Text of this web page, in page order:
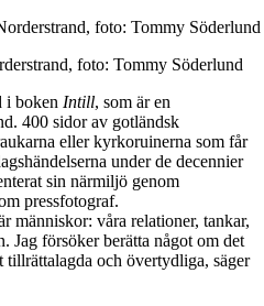
foto: Tommy Söderlund
i boken Intill, som är en
400 sidor av gotländsk
eller kyrkoruinerna som får
under de decennier
sin närmiljö genom
pressfotograf.
människor: våra relationer, tankar,
Jag försöker berätta något om det
och övertydliga, säger